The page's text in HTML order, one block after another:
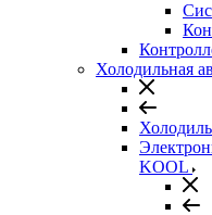
Холодильная
KOOL